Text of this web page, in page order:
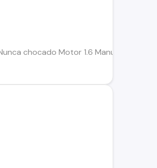
chocado Motor 1.6 Manual